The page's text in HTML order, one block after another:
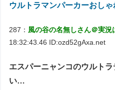
ウルトラマンパーカーおしゃ
287： 風の谷の名無しさん＠実況
18:32:43.46 ID:ozd52gAxa.net
エスパーニャンコのウルト
い…